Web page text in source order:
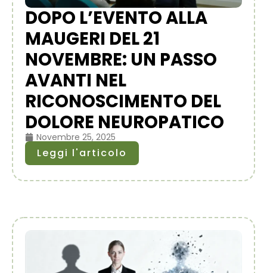
DOPO L’EVENTO ALLA
MAUGERI DEL 21
NOVEMBRE: UN PASSO
AVANTI NEL
RICONOSCIMENTO DEL
DOLORE NEUROPATICO
Novembre 25, 2025
Leggi l'articolo